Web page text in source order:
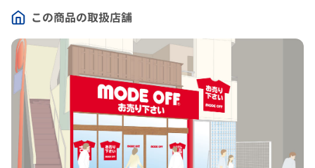
この商品の取扱店舗